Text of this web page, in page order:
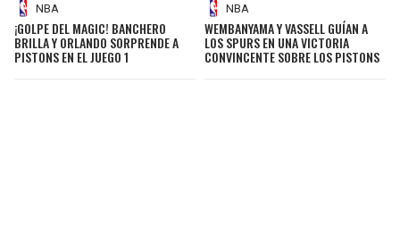
NBA
¡GOLPE DEL MAGIC! BANCHERO
BRILLA Y ORLANDO SORPRENDE A
PISTONS EN EL JUEGO 1
NBA
WEMBANYAMA Y VASSELL GUÍAN A
LOS SPURS EN UNA VICTORIA
CONVINCENTE SOBRE LOS PISTONS